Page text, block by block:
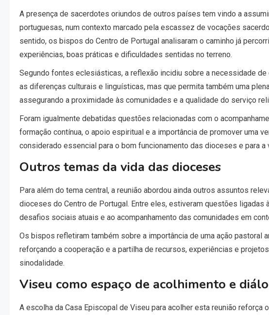
A presença de sacerdotes oriundos de outros países tem vindo a
portuguesas, num contexto marcado pela escassez de vocações
sentido, os bispos do Centro de Portugal analisaram o caminho já
experiências, boas práticas e dificuldades sentidas no terreno.
Segundo fontes eclesiásticas, a reflexão incidiu sobre a necessidade de
as diferenças culturais e linguísticas, mas que permita também uma
assegurando a proximidade às comunidades e a qualidade do serviço
Foram igualmente debatidas questões relacionadas com o
formação contínua, o apoio espiritual e a importância de promover uma
considerado essencial para o bom funcionamento das dioceses e para
Outros temas da vida das dioceses
Para além do tema central, a reunião abordou ainda outros assuntos
dioceses do Centro de Portugal. Entre eles, estiveram questões ligadas
desafios sociais atuais e ao acompanhamento das comunidades em
Os bispos refletiram também sobre a importância de uma ação pastoral
reforçando a cooperação e a partilha de recursos, experiências e
sinodalidade.
Viseu como espaço de acolhimento e
A escolha da Casa Episcopal de Viseu para acolher esta reunião